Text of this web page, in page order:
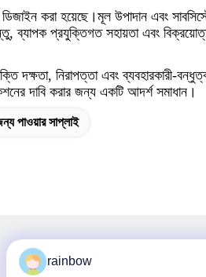
ডিজাইন করা হয়েছে।মূল উপাদান এবং
ব্যাপক প্রযুক্তিগত সহায়তা এবং
দক্ষতা, নিরাপত্তা এবং ব্যবহারকারী-
দাবি করার জন্য একটি আদর্শ সমাধান।
পাওয়ার সাপ্লাই
rainbow